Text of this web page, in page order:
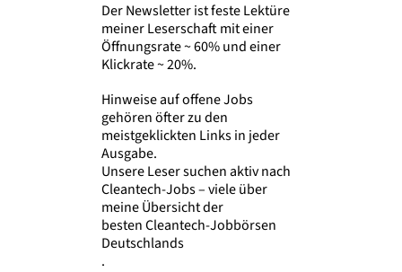
Der Newsletter ist feste Lektüre
meiner Leserschaft mit einer
Öffnungsrate ~ 60% und einer
Klickrate ~ 20%.
Hinweise auf offene Jobs
gehören öfter zu den
meistgeklickten Links in jeder
Ausgabe.
Unsere Leser suchen aktiv nach
Cleantech-Jobs – viele über
meine Übersicht der
besten Cleantech-Jobbörsen
Deutschlands
.